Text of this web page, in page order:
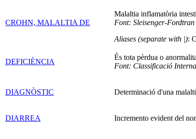
CROHN, MALALTIA DE
Malaltia inflamatòria
Font: Sleisenger-
Aliases (separate with |):
DEFICIÈNCIA
És tota pèrdua o
Font: Classificació
DIAGNÒSTIC Determinació d'una
DIARREA Incremento evident del